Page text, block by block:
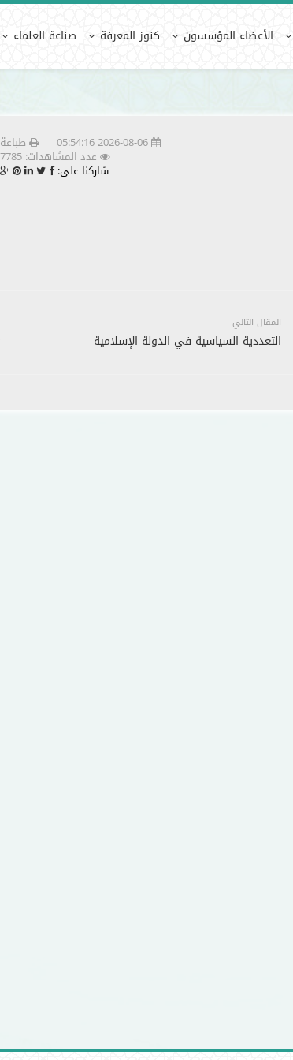
الأعضاء المؤسسون كنوز المعرفة صناعة العلماء
الحريات العامة في الدولة الإسلامية
طباعة 2026-08-06 05:54:16
عدد المشاهدات: 7785
شاركنا على:
المقال التالي
التعددية السياسية في الدولة الإسلامية